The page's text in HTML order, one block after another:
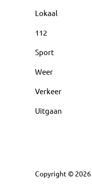
Lokaal
112
Sport
Weer
Verkeer
Uitgaan
Copyright © 2026